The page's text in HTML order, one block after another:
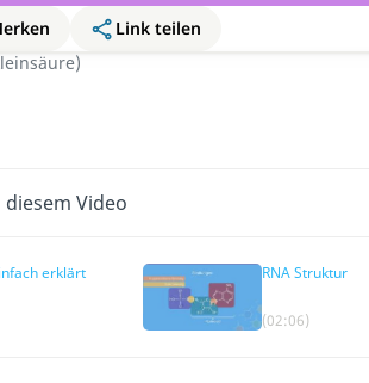
Link teilen
Video
erklärt RNA Struktur
(02:06)